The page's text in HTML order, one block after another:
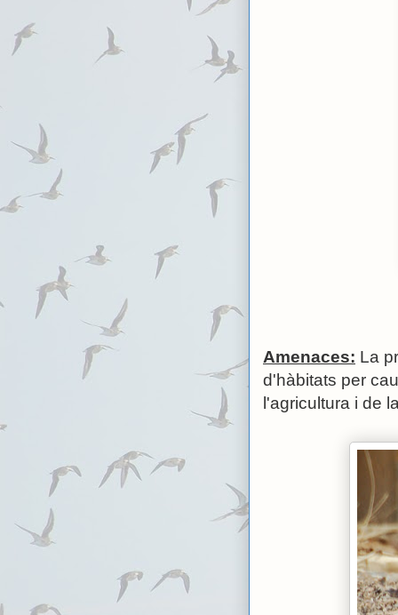
Amenaces: La
d'hàbitats per
l'agricultura i de